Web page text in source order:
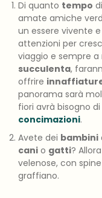
Di quanto tempo
amate amiche
un essere vivente
attenzioni per
viaggio e sempre a
succulenta,
offrire
panorama sarà
fiori avrà bisogno di
concimazioni.
Avete dei bambini
cani o gatti?
velenose, con
graffiano.